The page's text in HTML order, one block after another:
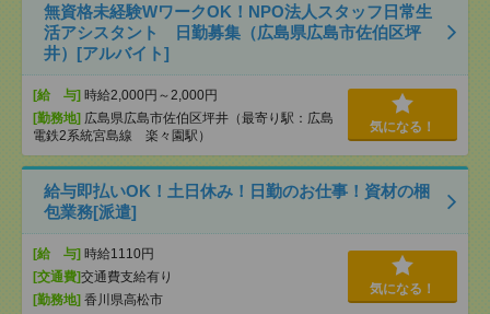
無資格未経験WワークOK！NPO法人スタッフ日常生
活アシスタント 日勤募集（広島県広島市佐伯区坪
井）[アルバイト]
[給 与] 時給2,000円～2,000円
[勤務地] 広島県広島市佐伯区坪井（最寄り駅：広島
電鉄2系統宮島線 楽々園駅）
気になる！
給与即払いOK！土日休み！日勤のお仕事！資材の梱
包業務[派遣]
[給 与] 時給1110円
[交通費]交通費支給有り
[勤務地] 香川県高松市
気になる！